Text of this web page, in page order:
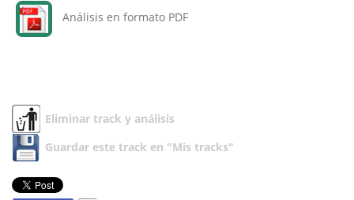
Análisis en formato PDF
Eliminar track y análisis
Guardar este track en "Mis tracks"